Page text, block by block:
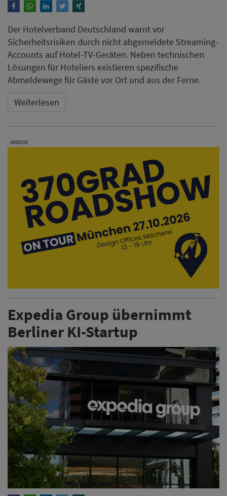
Der Hotelverband Deutschland warnt vor
Sicherheitsrisiken durch nicht abgemeldete Streaming-
Accounts auf Hotel-TV-Geräten. Neben technischen
Lösungen für Hoteliers existieren spezifische
Abmeldewege für Gäste vor Ort und aus der Ferne.
Weiterlesen
ANZEIGE
Expedia Group übernimmt
Berliner KI-Startup